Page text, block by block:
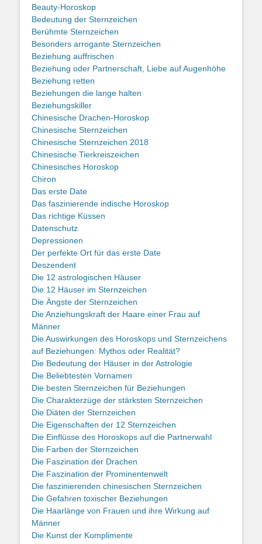
Beauty-Horoskop
Bedeutung der Sternzeichen
Berühmte Sternzeichen
Besonders arrogante Sternzeichen
Beziehung auffrischen
Beziehung oder Partnerschaft, Liebe auf Augenhöhe
Beziehung retten
Beziehungen die lange halten
Beziehungskiller
Chinesische Drachen-Horoskop
Chinesische Sternzeichen
Chinesische Sternzeichen 2018
Chinesische Tierkreiszeichen
Chinesisches Horoskop
Chiron
Das erste Date
Das faszinierende indische Horoskop
Das richtige Küssen
Datenschutz
Depressionen
Der perfekte Ort für das erste Date
Deszendent
Die 12 astrologischen Häuser
Die 12 Häuser im Sternzeichen
Die Ängste der Sternzeichen
Die Anziehungskraft der Haare einer Frau auf
Männer
Die Auswirkungen des Horoskops und Sternzeichens
auf Beziehungen: Mythos oder Realität?
Die Bedeutung der Häuser in der Astrologie
Die Beliebtesten Vornamen
Die besten Sternzeichen für Beziehungen
Die Charakterzüge der stärksten Sternzeichen
Die Diäten der Sternzeichen
Die Eigenschaften der 12 Sternzeichen
Die Einflüsse des Horoskops auf die Partnerwahl
Die Farben der Sternzeichen
Die Faszination der Drachen
Die Faszination der Prominentenwelt
Die faszinierenden chinesischen Sternzeichen
Die Gefahren toxischer Beziehungen
Die Haarlänge von Frauen und ihre Wirkung auf
Männer
Die Kunst der Komplimente